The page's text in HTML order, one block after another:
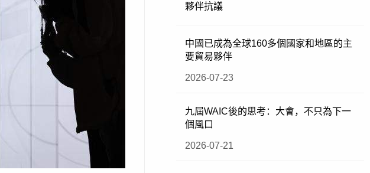
夥伴抗議
中國已成為全球160多個國家和地區的主
要貿易夥伴
2026-07-23
九屆WAIC後的思考：大會，不只為下一
個風口
2026-07-21